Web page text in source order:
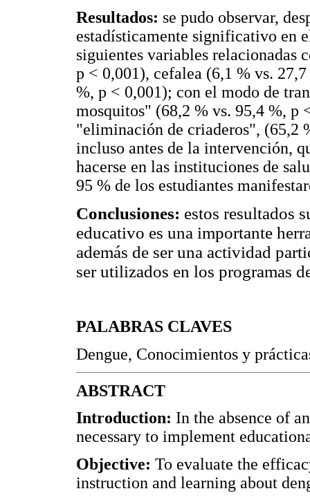
Resultados: se pudo observar,
estadísticamente significativo en
siguientes variables relacionadas
p < 0,001), cefalea (6,1 % vs.
%, p < 0,001); con el modo de
mosquitos" (68,2 % vs. 95,4 %, p
"eliminación de criaderos", (65,2
incluso antes de la intervención,
hacerse en las instituciones de
95 % de los estudiantes
Conclusiones: estos resultados
educativo es una importante
además de ser una actividad
ser utilizados en los programas
PALABRAS CLAVES
Dengue, Conocimientos y
ABSTRACT
Introduction: In the absence of
necessary to implement
Objective: To evaluate the
instruction and learning about